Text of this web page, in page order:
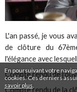
En poursuivant votre
cookies. Ces derniers
savoir plus
L'an passé, je vous
de clôture du
l'élégance avec
Compte rendu de
Compte rendu de la